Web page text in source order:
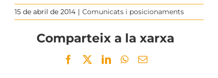
15 de abril de 2014 | Comunicats i posicionaments
Comparteix a la xarxa
Facebook
TwitterLinkedInWhatsApp
Email